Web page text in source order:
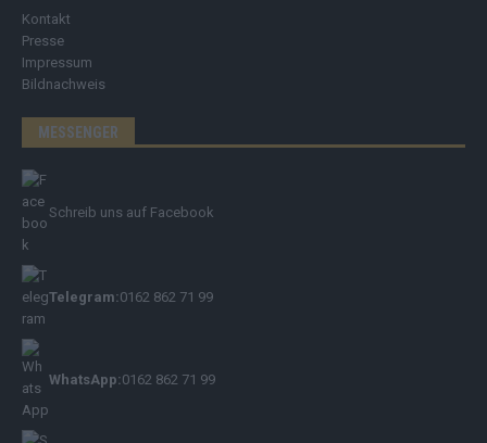
Kontakt
Presse
Impressum
Bildnachweis
MESSENGER
Schreib uns auf Facebook
Telegram:0162 862 71 99
WhatsApp:0162 862 71 99